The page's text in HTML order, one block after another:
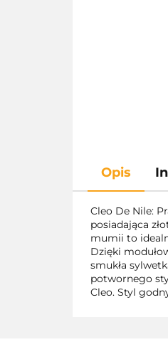
Opis
Cleo De Nile:
posiadająca
mumii to
Dzięki
smukła
potwornego
Cleo. Styl